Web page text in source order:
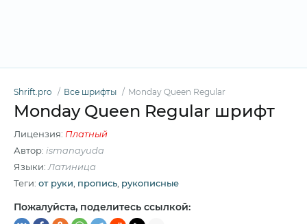
Shrift.pro Все шрифты Monday Queen Regular
Monday Queen Regular шрифт
Лицензия: Платный
Автор: ismanayuda
Языки: Латиница
Теги: от руки пропись рукописные
Пожалуйста, поделитесь ссылкой: